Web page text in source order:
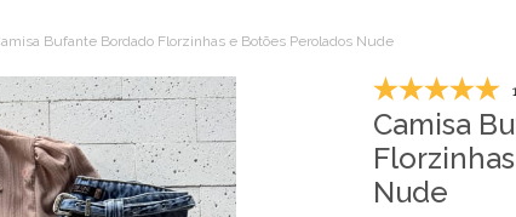
Bufante Bordado Florzinhas e Botões Perolados Nude
Camisa
Nude